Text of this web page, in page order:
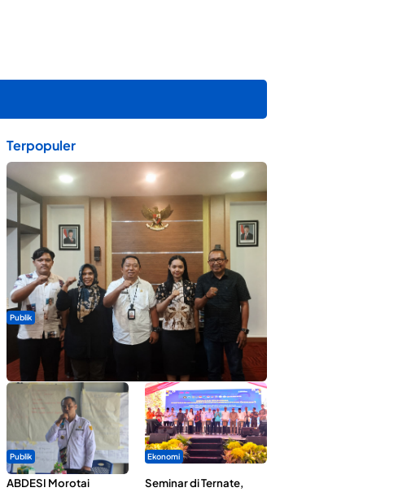
Terpopuler
Publik
Dua Talenta Muda Ternate Wakili Maluku Utara di
Gita Bahana Nusantara 2026
Publik
ABDESI Morotai
Ekonomi
Seminar di Ternate,